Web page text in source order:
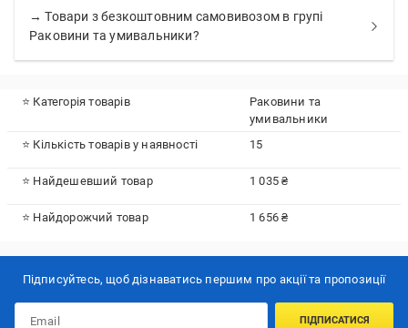
→ Товари з безкоштовним самовивозом в групі
Раковини та умивальники?
⭐ Категорія товарів
Раковини та
умивальники
⭐ Кількість товарів у наявності
15
⭐ Найдешевший товар 1 035 ₴
⭐ Найдорожчий товар 1 656 ₴
Підписуйтесь, щоб дізнаватись першим про акції та пропозиції
ПІДПИСАТИСЯ